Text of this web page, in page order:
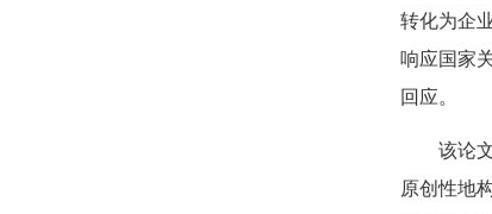
转化为企
响应国家
回应。
该论
原创性地